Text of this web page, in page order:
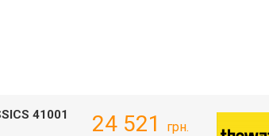
41001
24 521 грн.